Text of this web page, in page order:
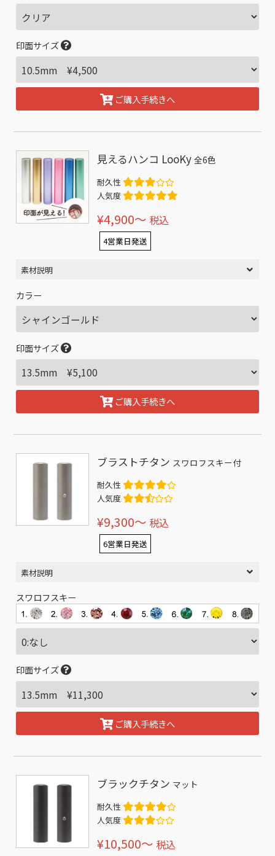
印面サイズ
ご購入手続きへ
見えるハンコ LooKy全6色
耐久性
人気度
¥4,900〜 税込
4営業日発送
素材説明
カラー
印面サイズ
ご購入手続きへ
ブラストチタン スワロフスキー付
耐久性
人気度
¥9,300〜 税込
6営業日発送
素材説明
スワロフスキー
印面サイズ
ご購入手続きへ
ブラックチタン マット
耐久性
人気度
¥10,500〜 税込